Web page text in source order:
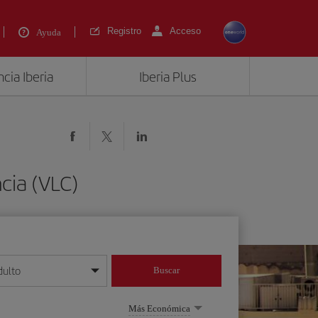
Ayuda Registro Acceso
Iberia Iberia Plus
(VLC)
mes/año
Buscar
Más Económica